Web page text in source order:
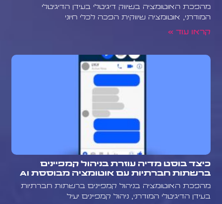
מהפכת האוטומציה בשיווק דיגיטלי בעידן הדיגיטלי
המודרני, אוטומציה שיווקית הפכה לכלי חיוני
קראו עוד »
כיצד בוסט מדיה עוזרת בניהול קמפיינים
ברשתות חברתיות עם אוטומציה מבוססת AI
מהפכת האוטומציה בניהול קמפיינים ברשתות חברתיות
בעידן הדיגיטלי המודרני, ניהול קמפיינים יעיל